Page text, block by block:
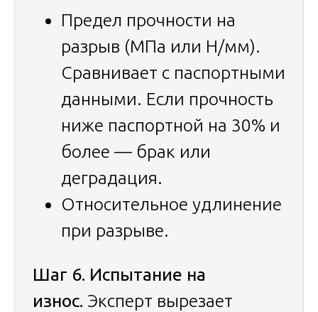
Предел прочности на
разрыв (МПа или Н/мм).
Сравнивает с паспортными
данными. Если прочность
ниже паспортной на 30% и
более — брак или
деградация.
Относительное удлинение
при разрыве.
Шаг 6. Испытание на
износ. Эксперт вырезает